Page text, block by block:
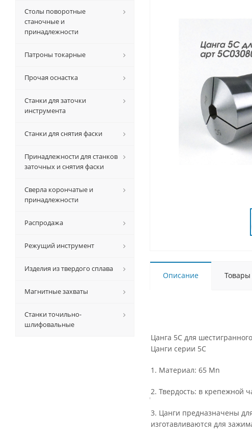
Описание Товары
Цанга 5С для
Цанги серии 5С
1. Материал: 65 Mn
2. Твердость: в крепежной
3. Цанги предназначены
изготавливаются для
Столы поворотные
станочные и
принадлежности
Патроны токарные
Прочая оснастка
Станки для заточки
инструмента
Станки для снятия фаски
Принадлежности для станков
заточных и снятия фаски
Сверла корончатые и
принадлежности
Распродажа
Режущий инструмент
Изделия из твердого сплава
Магнитные захваты
Станки точильно-
шлифовальные